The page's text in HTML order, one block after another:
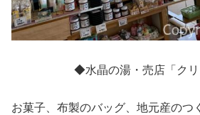
◆水晶の湯・売店「クリ
お菓子、布製のバッグ、地元産のつ